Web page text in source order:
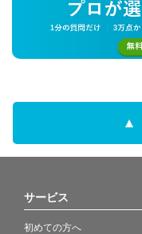
サービス
初めての方へ